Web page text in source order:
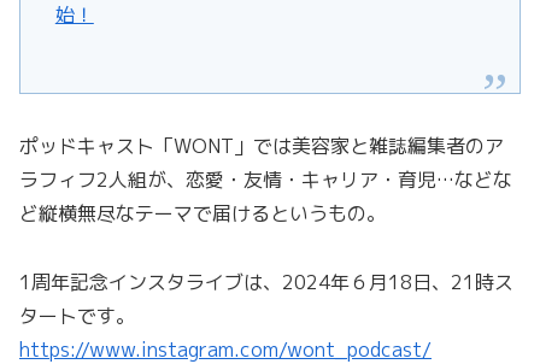
始！
ポッドキャスト「WONT」では美容家と雑誌編集者のア
ラフィフ2人組が、恋愛・友情・キャリア・育児…などな
ど縦横無尽なテーマで届けるというもの。
1周年記念インスタライブは、2024年６月18日、21時ス
タートです。
https://www.instagram.com/wont_podcast/